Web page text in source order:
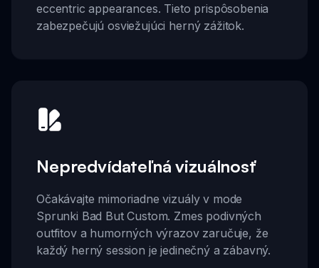
eccentric appearances. Tieto prispôsobenia
zabezpečujú osviežujúci herný zážitok.
Nepredvídateľná vizuálnosť
Očakávajte mimoriadne vizuály v mode
Sprunki Bad But Custom. Zmes podivných
outfitov a humorných výrazov zaručuje, že
každý herný session je jedinečný a zábavný.